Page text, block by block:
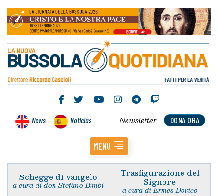
News Noticias DONA ORA
Newsletter
MENU
Schegge di vangelo
a cura di don Stefano Bimbi
Trasfigurazione del
Signore
a cura di Ermes Dovico